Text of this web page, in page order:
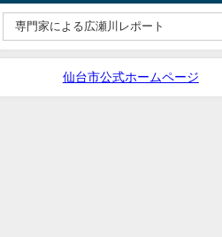
仙台市公式ホームページ